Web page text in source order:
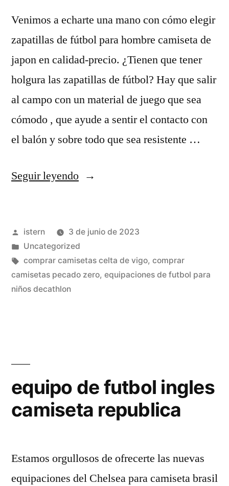
Venimos a echarte una mano con cómo elegir
zapatillas de fútbol para hombre camiseta de
japon en calidad-precio. ¿Tienen que tener
holgura las zapatillas de fútbol? Hay que salir
al campo con un material de juego que sea
cómodo , que ayude a sentir el contacto con
el balón y sobre todo que sea resistente …
Seguir leyendo«equipaciones
Publicado
por
istern
3 de junio de 2023
Publicado
en
Uncategorized
Etiquetas:
comprar camisetas celta de vigo, comprar
camisetas pecado zero, equipaciones de futbol para
niños decathlon
equipo de futbol ingles
camiseta republica
Estamos orgullosos de ofrecerte las nuevas
equipaciones del Chelsea para camiseta brasil